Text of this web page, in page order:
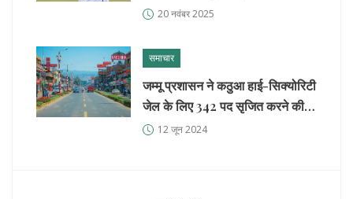
गिलक्रिस्ट का रिकॉर्ड तोड़ा
20 नवंबर 2025
समाचार
जम्मू प्रशासन ने कठुआ हाई-सिक्योरिटी
जेल के लिए 342 पद सृजित करने की
मंजूरी दी
12 जून 2024